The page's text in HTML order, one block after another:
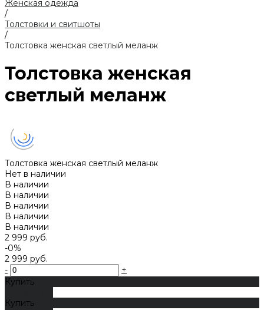
Женская одежда
/
Толстовки и свитшоты
/
Толстовка женская светлый меланж
Толстовка женская
светлый меланж
Толстовка женская светлый меланж
Нет в наличии
В наличии
В наличии
В наличии
В наличии
В наличии
2 999 руб.
-0%
2 999 руб.
-
+
Купить
Купить